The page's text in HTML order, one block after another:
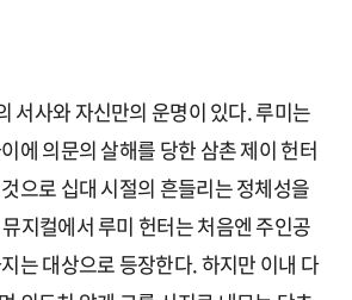
서사와 자신만의 운명이 있다. 루미는
에 의문의 살해를 당한 삼촌 제이 헌터
으로 십대 시절의 흔들리는 정체성을
지컬에서 루미 헌터는 처음엔 주인공
는 대상으로 등장한다. 하지만 이내 다